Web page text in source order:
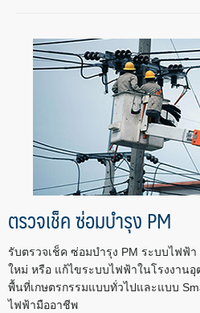
ตรวจเช็ค ซ่อมบำรุง PM
รับตรวจเช็ค ซ่อมบำรุง PM ระบบไฟฟ้
ใหม่ หรือ แก้ไขระบบไฟฟ้าในโรงงาน
พื้นที่เกษตรกรรมแบบทั่วไปและแบบ
ไฟฟ้ามืออาชีพ